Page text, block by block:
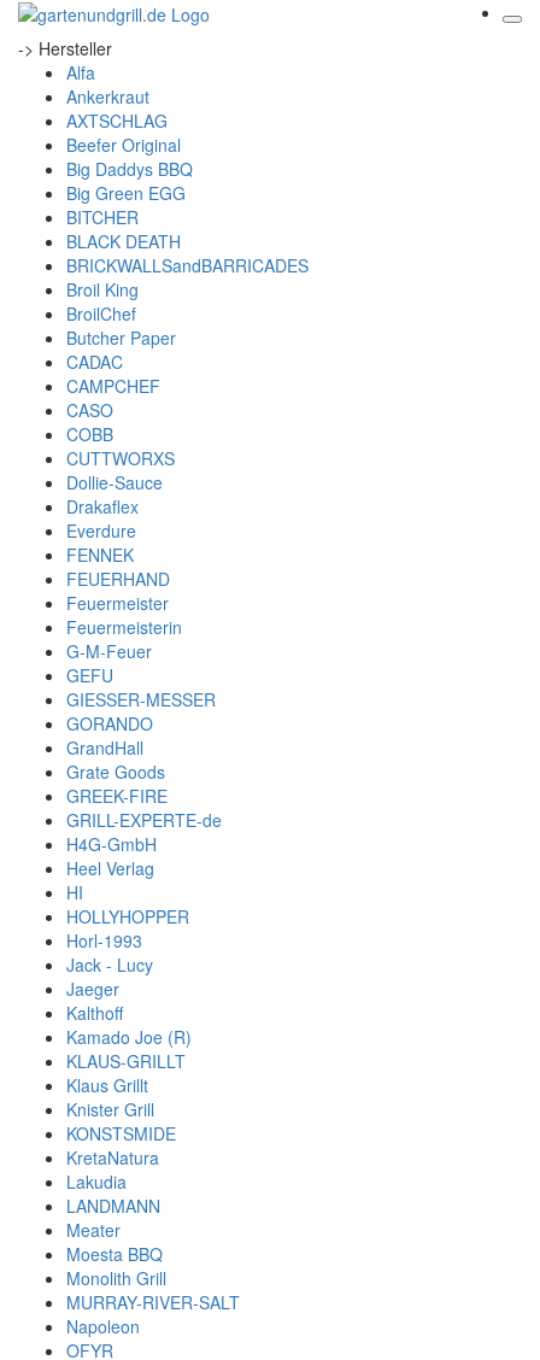
-> Hersteller
Alfa
Ankerkraut
AXTSCHLAG
Beefer Original
Big Daddys BBQ
Big Green EGG
BITCHER
BLACK DEATH
BRICKWALLSandBARRICADES
Broil King
BroilChef
Butcher Paper
CADAC
CAMPCHEF
CASO
COBB
CUTTWORXS
Dollie-Sauce
Drakaflex
Everdure
FENNEK
FEUERHAND
Feuermeister
Feuermeisterin
G-M-Feuer
GEFU
GIESSER-MESSER
GORANDO
GrandHall
Grate Goods
GREEK-FIRE
GRILL-EXPERTE-de
H4G-GmbH
Heel Verlag
HI
HOLLYHOPPER
Horl-1993
Jack - Lucy
Jaeger
Kalthoff
Kamado Joe (R)
KLAUS-GRILLT
Klaus Grillt
Knister Grill
KONSTSMIDE
KretaNatura
Lakudia
LANDMANN
Meater
Moesta BBQ
Monolith Grill
MURRAY-RIVER-SALT
Napoleon
OFYR